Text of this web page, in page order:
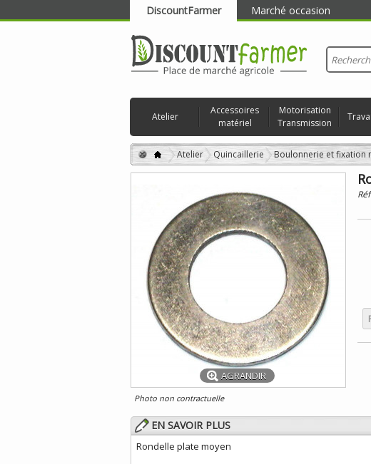
DiscountFarmer Marché occasion
RECHERCHER
Atelier
Accessoires
matériel
Motorisation
Transmission
Atelier Quincaillerie Boulonnerie et fixation
AGRANDIR
Photo non contractuelle
EN SAVOIR PLUS
Rondelle plate moyen